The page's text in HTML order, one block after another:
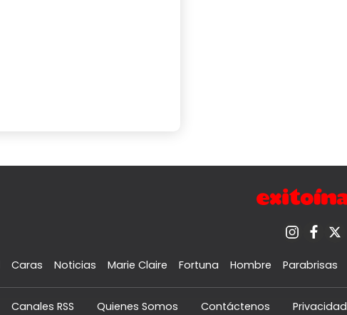
Caras Noticias Marie Claire Fortuna Hombre Parabrisas
Canales RSS Quienes Somos Contáctenos Privacidad